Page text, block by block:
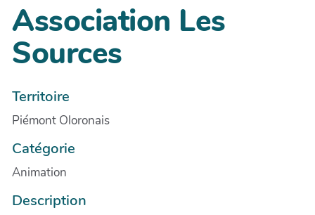
Association Les
Sources
Territoire
Piémont Oloronais
Catégorie
Animation
Description